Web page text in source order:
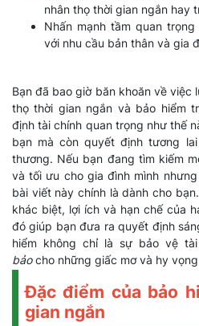
nhân thọ thời gian ngắn hay
Nhấn mạnh tầm quan
với nhu cầu bản thân và gia
Bạn đã bao giờ băn khoăn về việc
thọ thời gian ngắn và bảo hiểm
định tài chính quan trọng như thế
bạn mà còn quyết định tương
thương. Nếu bạn đang tìm kiếm
và tối ưu cho gia đình mình
bài viết này chính là dành cho
khác biệt, lợi ích và hạn chế của
đó giúp bạn đưa ra quyết định
hiểm không chỉ là sự bảo vệ
bảocho những giấc mơ và hy
Đặc điểm của bảo
gian ngắn